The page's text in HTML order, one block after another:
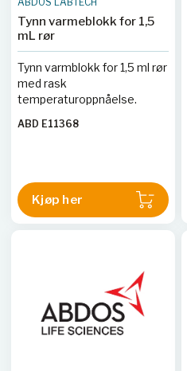
Tynn varmeblokk for 1,5
mL rør
Tynn varmblokk for 1,5 ml rør
med rask
temperaturoppnåelse.
ABD E11368
Kjøp her